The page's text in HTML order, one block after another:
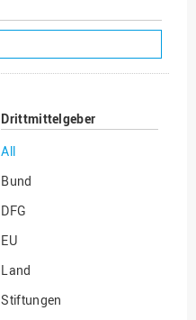
Drittmittelgeber
All
Bund
DFG
EU
Land
Stiftungen